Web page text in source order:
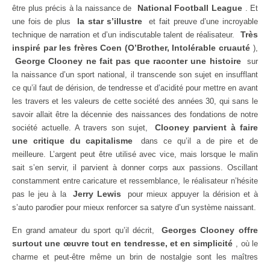
être plus précis à la naissance de
National Football League . Et
une fois de plus
la star s’illustre
et fait preuve d’une incroyable
technique de narration et d’un indiscutable talent de réalisateur.
Très
inspiré par les frères Coen (O’Brother, Intolérable cruauté ),
George Clooney ne fait pas que raconter une histoire
sur
la naissance d’un sport national, il transcende son sujet en insufflant
ce qu’il faut de dérision, de tendresse et d’acidité pour mettre en avant
les travers et les valeurs de cette société des années 30, qui sans le
savoir allait être la décennie des naissances des fondations de notre
société actuelle. A travers son sujet,
Clooney parvient à faire
une critique du capitalisme
dans ce qu’il a de pire et de
meilleure. L’argent peut être utilisé avec vice, mais lorsque le malin
sait s’en servir, il parvient à donner corps aux passions. Oscillant
constamment entre caricature et ressemblance, le réalisateur n’hésite
pas le jeu à la
Jerry Lewis
pour mieux appuyer la dérision et à
s’auto parodier pour mieux renforcer sa satyre d’un système naissant.
En grand amateur du sport qu’il décrit,
Georges Clooney offre
surtout une œuvre tout en tendresse, et en simplicité , où le
charme et peut-être même un brin de nostalgie sont les maîtres